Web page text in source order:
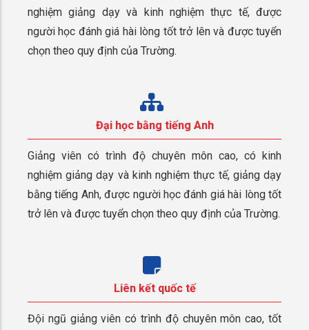
nghiệm giảng dạy và kinh nghiệm thực tế, được
người học đánh giá hài lòng tốt trở lên và được tuyển
chọn theo quy định của Trường.
Đại học bằng tiếng Anh
Giảng viên có trình độ chuyên môn cao, có kinh
nghiệm giảng dạy và kinh nghiệm thực tế, giảng dạy
bằng tiếng Anh, được người học đánh giá hài lòng tốt
trở lên và được tuyển chọn theo quy định của Trường.
Liên kết quốc tế
Đội ngũ giảng viên có trình độ chuyên môn cao, tốt